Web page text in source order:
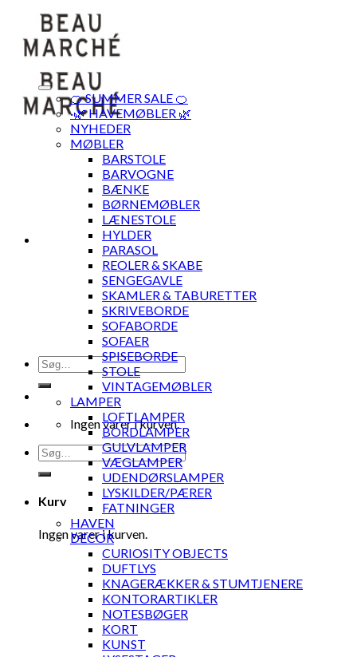
content
Søg
efter:
Ingen varer i kurven.
Søg
efter:
Kurv
Ingen varer i kurven.
🍊 SUMMER SALE 🍊
·🌿 HAVEMØBLER 🌿
NYHEDER
MØBLER
BARSTOLE
BARVOGNE
BÆNKE
BØRNEMØBLER
LÆNESTOLE
HYLDER
PARASOL
REOLER & SKABE
SENGEGAVLE
SKAMLER & TABURETTER
SKRIVEBORDE
SOFABORDE
SOFAER
SPISEBORDE
STOLE
VINTAGEMØBLER
LAMPER
LOFTLAMPER
BORDLAMPER
GULVLAMPER
VÆGLAMPER
UDENDØRSLAMPER
LYSKILDER/PÆRER
FATNINGER
HAVEN
DECOR
CURIOSITY OBJECTS
DUFTLYS
KNAGERÆKKER & STUMTJENERE
KONTORARTIKLER
NOTESBØGER
KORT
KUNST